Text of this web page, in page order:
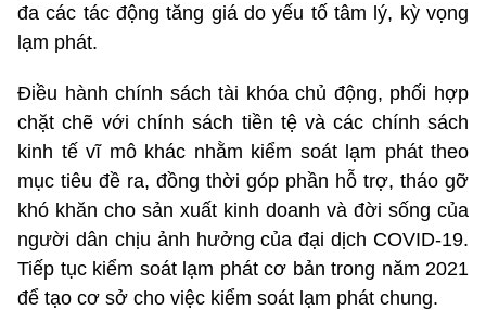
đa các tác động tăng giá do yếu tố tâm lý, kỳ vọng
lạm phát.
Điều hành chính sách tài khóa chủ động, phối hợp
chặt chẽ với chính sách tiền tệ và các chính sách
kinh tế vĩ mô khác nhằm kiểm soát lạm phát theo
mục tiêu đề ra, đồng thời góp phần hỗ trợ, tháo gỡ
khó khăn cho sản xuất kinh doanh và đời sống của
người dân chịu ảnh hưởng của đại dịch COVID-19.
Tiếp tục kiểm soát lạm phát cơ bản trong năm 2021
để tạo cơ sở cho việc kiểm soát lạm phát chung.